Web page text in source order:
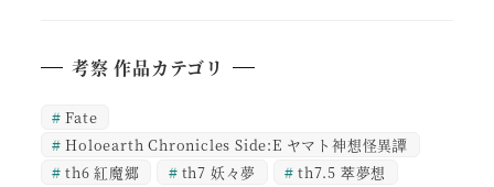
考察 作品カテゴリ
Fate
Holoearth Chronicles Side:E ヤマト神想怪異譚
th6 紅魔郷
th7 妖々夢
th7.5 萃夢想